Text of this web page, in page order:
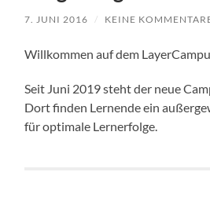
7. JUNI 2016 / KEINE
Willkommen auf dem
Seit Juni 2019 steht der neue
Dort finden Lernende ein
für optimale Lernerfolge.